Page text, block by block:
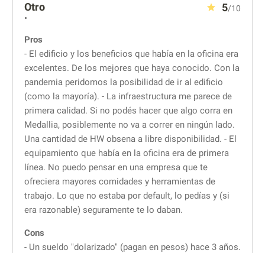
Otro
•
5/10
Pros
- El edificio y los beneficios que había en la oficina era
excelentes. De los mejores que haya conocido. Con la
pandemia peridomos la posibilidad de ir al edificio
(como la mayoría). - La infraestructura me parece de
primera calidad. Si no podés hacer que algo corra en
Medallia, posiblemente no va a correr en ningún lado.
Una cantidad de HW obsena a libre disponibilidad. - El
equipamiento que había en la oficina era de primera
línea. No puedo pensar en una empresa que te
ofreciera mayores comidades y herramientas de
trabajo. Lo que no estaba por default, lo pedías y (si
era razonable) seguramente te lo daban.
Cons
- Un sueldo "dolarizado" (pagan en pesos) hace 3 años.